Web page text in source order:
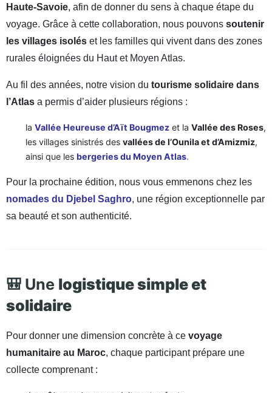
Haute-Savoie, afin de donner du sens à chaque étape du
voyage. Grâce à cette collaboration, nous pouvons soutenir
les villages isolés et les familles qui vivent dans des zones
rurales éloignées du Haut et Moyen Atlas.
Au fil des années, notre vision du tourisme solidaire dans
l’Atlas a permis d’aider plusieurs régions :
la Vallée Heureuse d’Aït Bougmez et la Vallée des Roses,
les villages sinistrés des vallées de l’Ounila et d’Amizmiz,
ainsi que les bergeries du Moyen Atlas.
Pour la prochaine édition, nous vous emmenons chez les
nomades du Djebel Saghro, une région exceptionnelle par
sa beauté et son authenticité.
🎒 Une logistique simple et
solidaire
Pour donner une dimension concrète à ce voyage
humanitaire au Maroc, chaque participant prépare une
collecte comprenant :